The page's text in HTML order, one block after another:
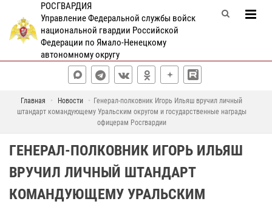
РОСГВАРДИЯ
Управление Федеральной службы войск
национальной гвардии Российской
Федерации по Ямало-Ненецкому
автономному округу
Главная Новости
Генерал-полковник Игорь Ильяш вручил личный
штандарт командующему Уральским округом и государственные награды
офицерам Росгвардии
ГЕНЕРАЛ-ПОЛКОВНИК ИГОРЬ ИЛЬЯШ
ВРУЧИЛ ЛИЧНЫЙ ШТАНДАРТ
КОМАНДУЮЩЕМУ УРАЛЬСКИМ